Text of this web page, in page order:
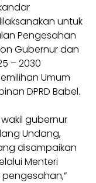
untuk
Pengesahan
Gubernur dan
– 2030
Umum
DPRD Babel.
gubernur
Undang,
disampaikan
Menteri